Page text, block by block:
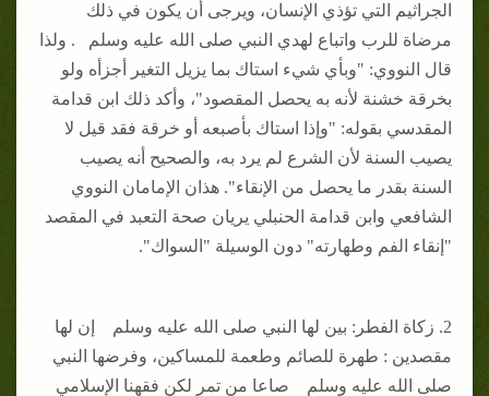
الجراثيم التي تؤذي الإنسان، ويرجى أن يكون في ذلك
مرضاة للرب واتباع لهدي النبي صلى الله عليه وسلم . ولذا
قال النووي: "وبأي شيء استاك بما يزيل التغير أجزأه ولو
بخرقة خشنة لأنه به يحصل المقصود"، وأكد ذلك ابن قدامة
المقدسي بقوله: "وإذا استاك بأصبعه أو خرقة فقد قيل لا
يصيب السنة لأن الشرع لم يرد به، والصحيح أنه يصيب
السنة بقدر ما يحصل من الإنقاء". هذان الإمامان النووي
الشافعي وابن قدامة الحنبلي يريان صحة التعبد في المقصد
"إنقاء الفم وطهارته" دون الوسيلة "السواك".
2. زكاة الفطر: بين لها النبي صلى الله عليه وسلم إن لها
مقصدين : طهرة للصائم وطعمة للمساكين، وفرضها النبي
صلى الله عليه وسلم صاعا من تمر لكن فقهنا الإسلامي